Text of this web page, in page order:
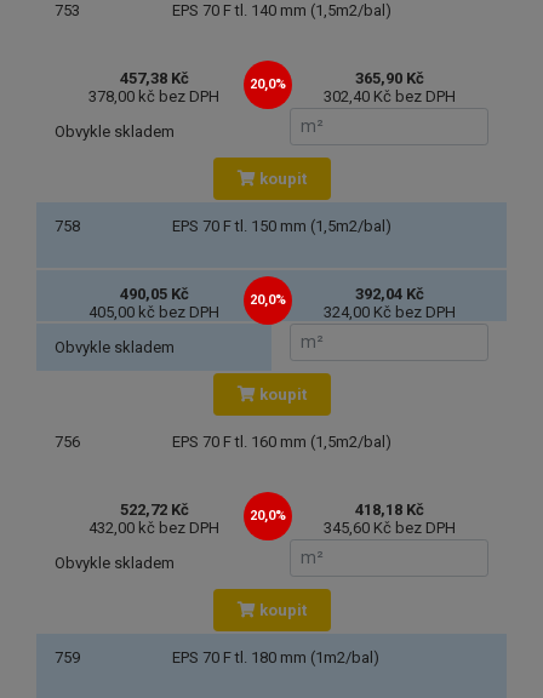
753 EPS 70 F tl. 140 mm (1,5m2/bal)
457,38 Kč 20,0%
378,00 kč bez DPH
365,90 Kč
302,40 Kč bez DPH
Obvykle skladem
koupit
758 EPS 70 F tl. 150 mm (1,5m2/bal)
490,05 Kč 20,0%
405,00 kč bez DPH
392,04 Kč
324,00 Kč bez DPH
Obvykle skladem
koupit
756 EPS 70 F tl. 160 mm (1,5m2/bal)
522,72 Kč 20,0%
432,00 kč bez DPH
418,18 Kč
345,60 Kč bez DPH
Obvykle skladem
koupit
759 EPS 70 F tl. 180 mm (1m2/bal)